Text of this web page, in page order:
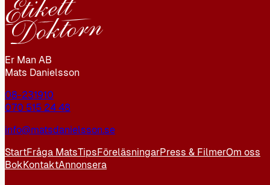
Er Man AB
Mats Danielsson
08-231910
070 515 24 48
info@matsdanielsson.se
StartFråga MatsTipsFöreläsningarPress & FilmerOm oss
BokKontaktAnnonsera